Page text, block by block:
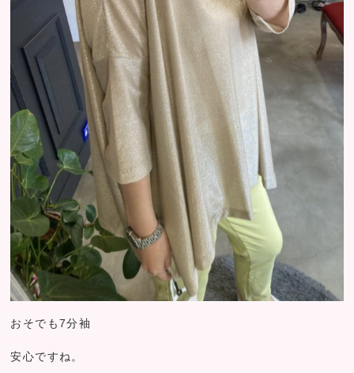
おそでも7分袖
安心ですね。